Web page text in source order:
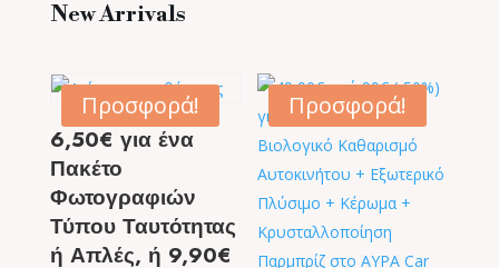
New Arrivals
Προσφορά!
6,50€ για ένα
Πακέτο
Φωτογραφιών
Τύπου Ταυτότητας
ή Απλές, ή 9,90€
Προσφορά!